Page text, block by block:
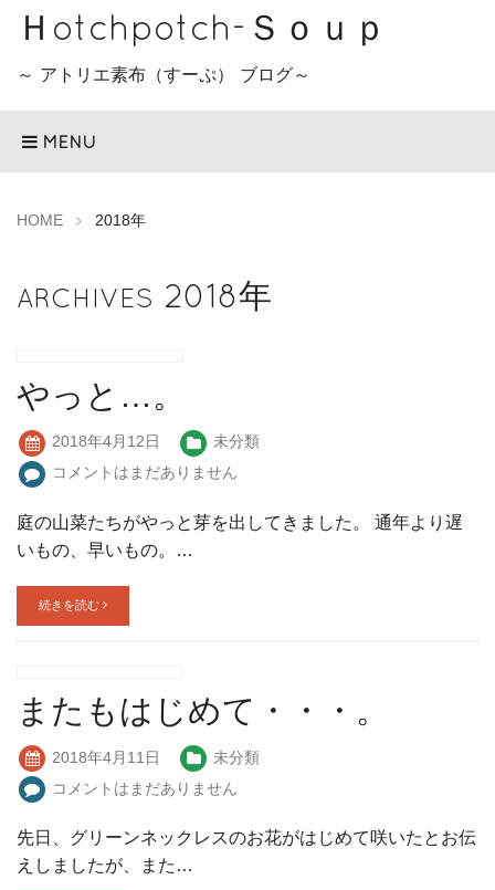
Ｈotchpotch-Ｓｏｕｐ
～ アトリエ素布（すーぷ） ブログ～
MENU
HOME 2018年
ARCHIVES 2018年
やっと…。
2018年4月12日
未分類
コメントはまだありません
庭の山菜たちがやっと芽を出してきました。 通年より遅
いもの、早いもの。…
続きを読む
またもはじめて・・・。
2018年4月11日
未分類
コメントはまだありません
先日、グリーンネックレスのお花がはじめて咲いたとお伝
えしましたが、また…